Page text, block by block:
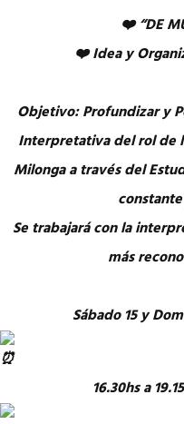
❤️ “DE
❤️ Idea y
Objetivo: Profundizar y
Interpretativa del rol de
Milonga a través del
Se trabajará con la
más
Sábado 15 y
16.30hs a